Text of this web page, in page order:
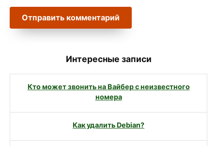
Интересные записи
Кто может звонить на Вайбер с неизвестного
номера
Как удалить Debian?